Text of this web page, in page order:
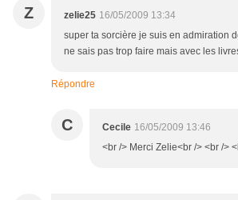
Z zelie25 16/05/2009 13:34
super ta sorcière je suis en admiration
ne sais pas trop faire mais avec les
Répondre
C Cecile 16/05/2009 13:46
<br /> Merci Zelie<br /> <br />